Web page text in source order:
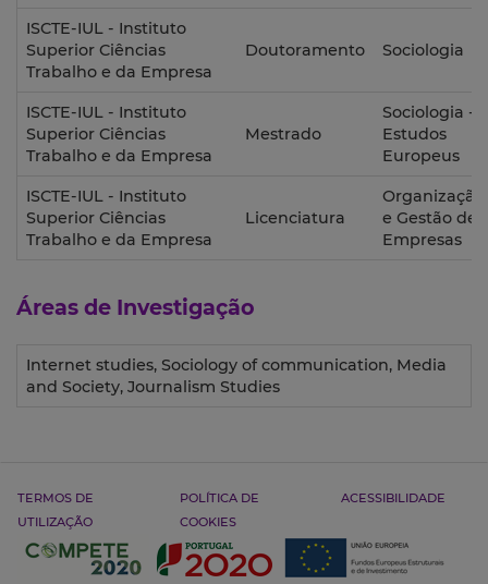
ISCTE-IUL - Instituto
Superior Ciências
Trabalho e da Empresa
Doutoramento Sociologia
ISCTE-IUL - Instituto
Superior Ciências
Trabalho e da Empresa
Mestrado
Sociologia -
Estudos
Europeus
ISCTE-IUL - Instituto
Superior Ciências
Trabalho e da Empresa
Licenciatura
Organização
e Gestão de
Empresas
Áreas de Investigação
Internet studies, Sociology of communication, Media
and Society, Journalism Studies
TERMOS DE
UTILIZAÇÃO
POLÍTICA DE
COOKIES
ACESSIBILIDADE